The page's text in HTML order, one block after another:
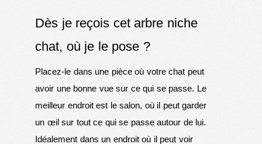
Dès je reçois cet arbre niche
chat, où je le pose ?
Placez-le dans une pièce où votre chat peut
avoir une bonne vue sur ce qui se passe. Le
meilleur endroit est le salon, où il peut garder
un œil sur tout ce qui se passe autour de lui.
Idéalement dans un endroit où il peut voir